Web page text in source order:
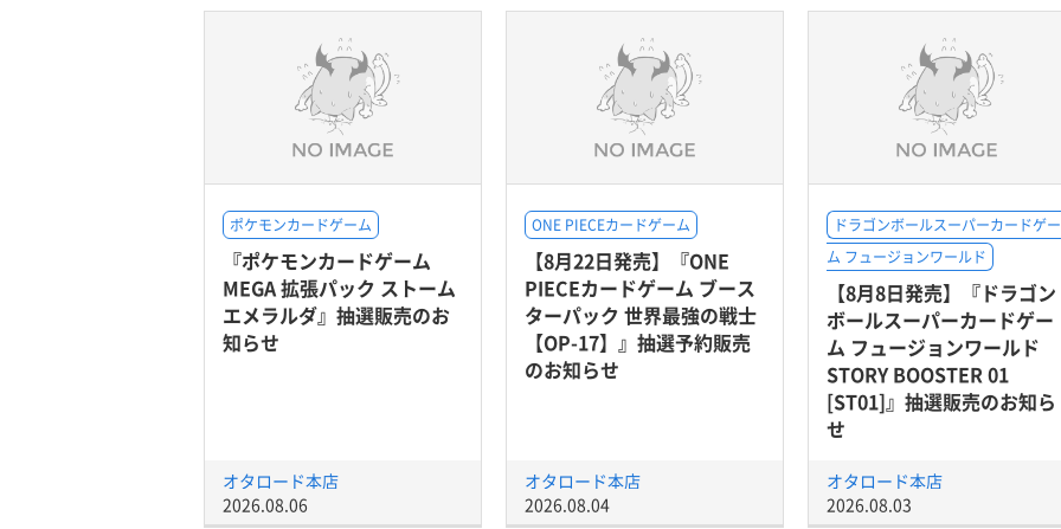
ポケモンカードゲーム
『ポケモンカードゲーム
MEGA 拡張パック ストーム
エメラルダ』抽選販売のお
知らせ
オタロード本店
2026.08.06
ONE PIECEカードゲーム
【8月22日発売】『ONE
PIECEカードゲーム ブース
ターパック 世界最強の戦士
【OP-17】』抽選予約販売
のお知らせ
オタロード本店
2026.08.04
ドラゴンボールスーパーカードゲー
ム フュージョンワールド
【8月8日発売】『ドラゴン
ボールスーパーカードゲー
ム フュージョンワールド
STORY BOOSTER 01
[ST01]』抽選販売のお知ら
せ
オタロード本店
2026.08.03